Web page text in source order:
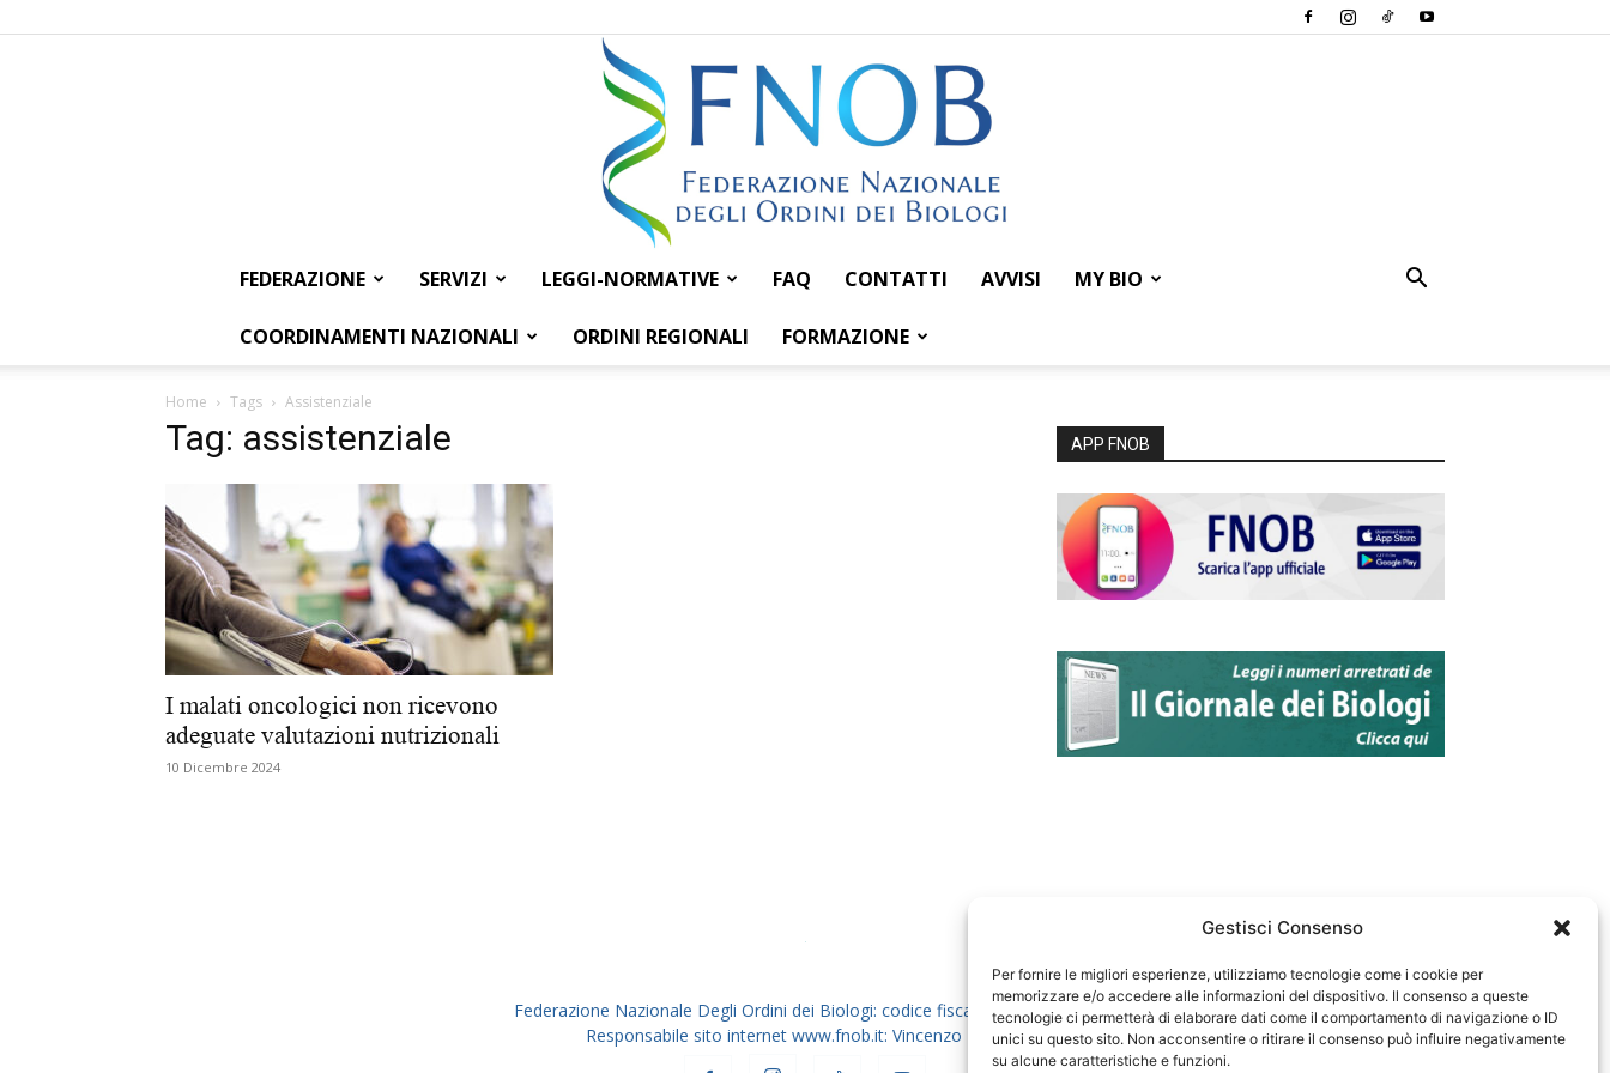
Gestisci Consenso
Per fornire le migliori esperienze, utilizziamo tecnologie come i cookie per
memorizzare e/o accedere alle informazioni del dispositivo. Il consenso a queste
tecnologie ci permetterà di elaborare dati come il comportamento di navigazione o ID
unici su questo sito. Non acconsentire o ritirare il consenso può influire negativamente
su alcune caratteristiche e funzioni.
Federazione
dei
FEDERAZIONE SERVIZI LEGGI-NORMATIVE FAQ CONTATTI AVVISI MY BIO
COORDINAMENTI NAZIONALI ORDINI REGIONALI FORMAZIONE
Home Tags Assistenziale
Tag: assistenziale
I malati oncologici non ricevono
adeguate valutazioni nutrizionali
10 Dicembre 2024
APP FNOB
Federazione Nazionale Degli Ordini dei Biologi: codice fiscale 80069130583
Responsabile sito internet www.fnob.it: Vincenzo D'Anna